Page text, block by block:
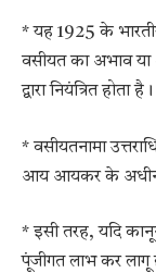
* यह 1925 के भारतीय
वसीयत का अभाव या
द्वारा नियंत्रित होता है।
* वसीयतनामा
आय आयकर के
* इसी तरह, यदि
पूंजीगत लाभ कर लागू